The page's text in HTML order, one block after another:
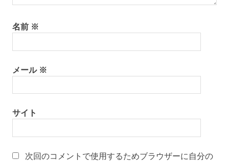
名前 ※
メール ※
サイト
次回のコメントで使用するためブラウザーに自分の